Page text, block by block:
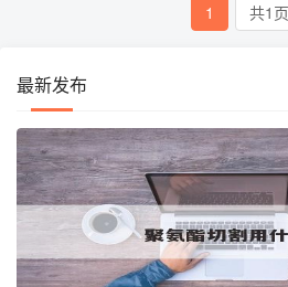
1 共1页
最新发布